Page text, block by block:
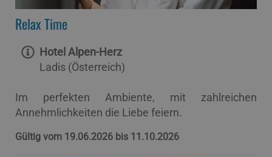
Relax Time
Hotel Alpen-Herz
Ladis (Österreich)
Im perfekten Ambiente, mit zahlreichen
Annehmlichkeiten die Liebe feiern.
Gültig vom 19.06.2026 bis 11.10.2026